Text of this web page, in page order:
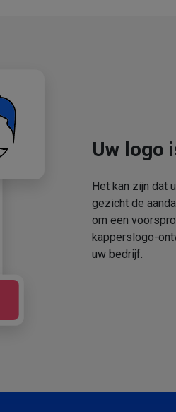
Uw logo
Het kan zijn dat
gezicht de
om een
kapperslogo-
uw bedrijf.